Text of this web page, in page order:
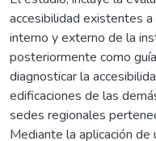
accesibilidad existentes a
interno y externo de la
posteriormente como
diagnosticar la
edificaciones de las
sedes regionales
Mediante la aplicación de